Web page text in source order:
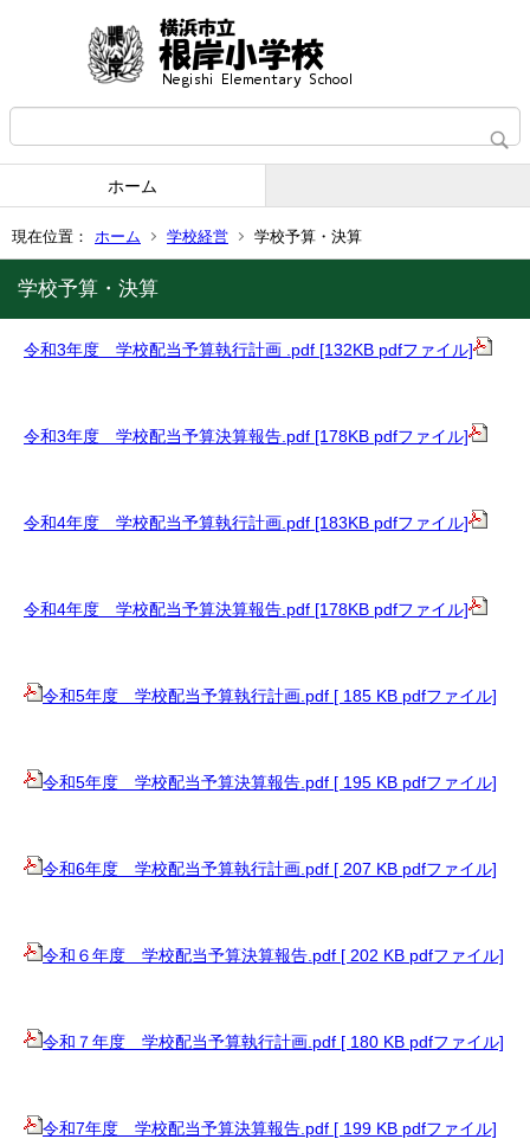
ホーム
現在位置： ホーム 学校経営 学校予算・決算
学校予算・決算
令和3年度 学校配当予算執行計画 .pdf [132KB pdfファイル]
令和3年度 学校配当予算決算報告.pdf [178KB pdfファイル]
令和4年度 学校配当予算執行計画.pdf [183KB pdfファイル]
令和4年度 学校配当予算決算報告.pdf [178KB pdfファイル]
令和5年度 学校配当予算執行計画.pdf [ 185 KB pdfファイル]
令和5年度 学校配当予算決算報告.pdf [ 195 KB pdfファイル]
令和6年度 学校配当予算執行計画.pdf [ 207 KB pdfファイル]
令和６年度 学校配当予算決算報告.pdf [ 202 KB pdfファイル]
令和７年度 学校配当予算執行計画.pdf [ 180 KB pdfファイル]
令和7年度 学校配当予算決算報告.pdf [ 199 KB pdfファイル]